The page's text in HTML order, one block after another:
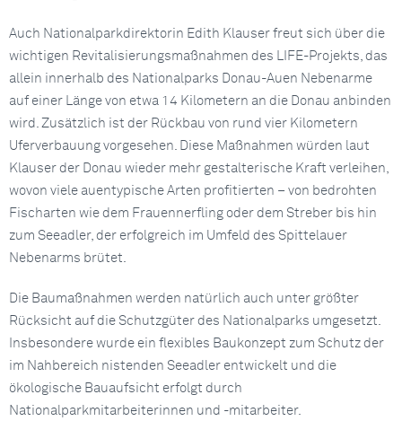
Auch Nationalparkdirektorin Edith Klauser freut sich über die
wichtigen Revitalisierungsmaßnahmen des LIFE-Projekts, das
allein innerhalb des Nationalparks Donau-Auen Nebenarme
auf einer Länge von etwa 14 Kilometern an die Donau anbinden
wird. Zusätzlich ist der Rückbau von rund vier Kilometern
Uferverbauung vorgesehen. Diese Maßnahmen würden laut
Klauser der Donau wieder mehr gestalterische Kraft verleihen,
wovon viele auentypische Arten profitierten – von bedrohten
Fischarten wie dem Frauennerfling oder dem Streber bis hin
zum Seeadler, der erfolgreich im Umfeld des Spittelauer
Nebenarms brütet.
Die Baumaßnahmen werden natürlich auch unter größter
Rücksicht auf die Schutzgüter des Nationalparks umgesetzt.
Insbesondere wurde ein flexibles Baukonzept zum Schutz der
im Nahbereich nistenden Seeadler entwickelt und die
ökologische Bauaufsicht erfolgt durch
Nationalparkmitarbeiterinnen und -mitarbeiter.